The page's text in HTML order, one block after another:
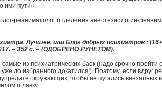
ими пути».
реаниматолог отделения анестезиологии-
Лучшее, или Блог добрых психиатров :
– 352 с. – (ОДОБРЕНО РУНЕТОМ).
из психиатрических баек (надо срочно пройти
до избранного докатился!). Поэтому, если вдруг
окружающих, чтобы не пугались внезапных
о лавку.